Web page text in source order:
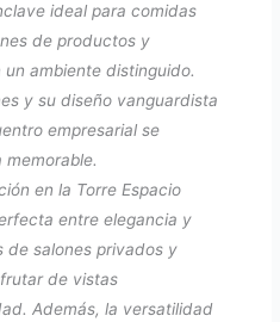
ideal para comidas
de productos y
ambiente distinguido.
y su diseño vanguardista
empresarial se
en la Torre Espacio
entre elegancia y
de salones privados y
de vistas
Además, la versatilidad